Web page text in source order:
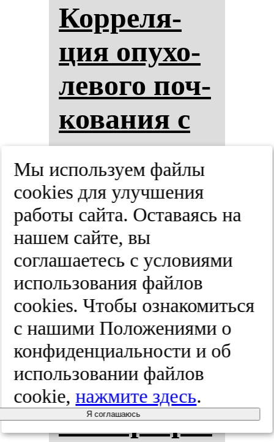
Кор­ре­ля­
ция опу­хо­
ле­во­го поч­
ко­ва­ния с
сох­ран­нос­
тью сис­те­
мы ре­па­ра­
ции нес­па­
рен­ных ос­
но­ва­ний
ДНК и PD-
L1-ста­ту­
сом при ра­
Мы используем файлы
cооkies для улучшения
работы сайта. Оставаясь на
нашем сайте, вы
соглашаетесь с условиями
использования файлов
cооkies. Чтобы ознакомиться
с нашими Положениями о
конфиденциальности и об
использовании файлов
cookie,нажмите здесь.
Я соглашаюсь